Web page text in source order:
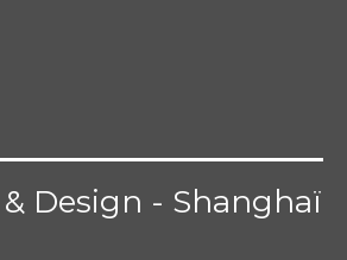
Design - Shanghaï